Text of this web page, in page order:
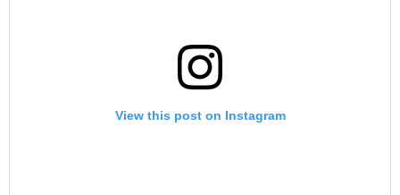
View this post on Instagram